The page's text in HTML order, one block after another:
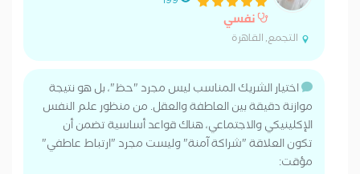
نفسي
التجمع, القاهرة
اختيار الشريك المناسب ليس مجرد "حظ"، بل هو نتيجة
موازنة دقيقة بين العاطفة والعقل. من منظور علم النفس
الإكلينيكي والاجتماعي، هناك قواعد أساسية تضمن أن
تكون العلاقة "شراكة آمنة" وليست مجرد "ارتباط عاطفي"
مؤقت: